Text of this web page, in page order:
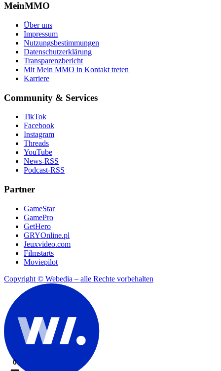
MeinMMO
Über uns
Impressum
Nutzungsbestimmungen
Datenschutzerklärung
Transparenzbericht
Mit Mein MMO in Kontakt treten
Karriere
Community & Services
TikTok
Facebook
Instagram
Threads
YouTube
News-RSS
Podcast-RSS
Partner
GameStar
GamePro
GetHero
GRYOnline.pl
Jeuxvideo.com
Filmstarts
Moviepilot
Copyright © Webedia – alle Rechte vorbehalten
0